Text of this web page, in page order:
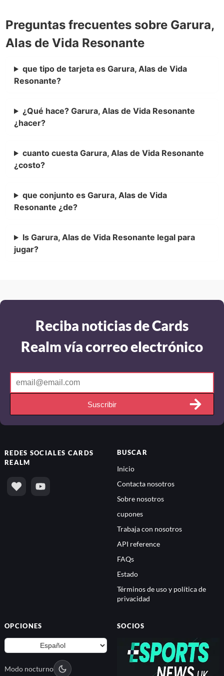
Preguntas frecuentes sobre Garura,
Alas de Vida Resonante
que tipo de tarjeta es Garura, Alas de Vida
Resonante?
¿Qué hace? Garura, Alas de Vida Resonante
¿hacer?
cuanto cuesta Garura, Alas de Vida Resonante
¿costo?
que conjunto es Garura, Alas de Vida
Resonante ¿de?
Is Garura, Alas de Vida Resonante legal para
jugar?
Reciba noticias de Cards
Realm vía correo electrónico
Suscribir
REDES SOCIALES CARDS
REALM
BUSCAR
Inicio
Contacta nosotros
Sobre nosotros
cupones
Trabaja con nosotros
API reference
FAQs
Estado
Términos de uso y política de
privacidad
OPCIONES
Modo nocturno
SOCIOS